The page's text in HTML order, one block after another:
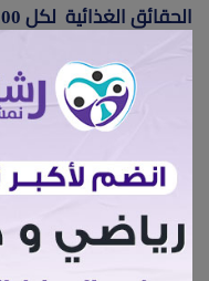
الحقائق الغذائية لكل 100 جرام:
دهون :16
بريسكست " لحم
قد يكون لحم الصدر صلبا